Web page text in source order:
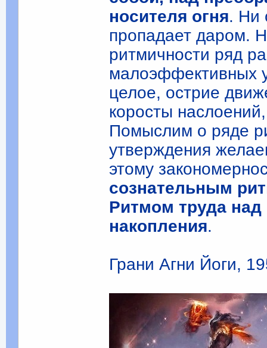
носителя огня. Ни
пропадает даром.
ритмичности ряд
малоэффективных
целое, острие
коросты
Помыслим о ряде
утверждения
этому
сознательным
Ритмом труда
накопления.
Грани Агни Йоги,